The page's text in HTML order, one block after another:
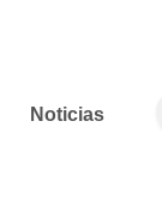
Noticias